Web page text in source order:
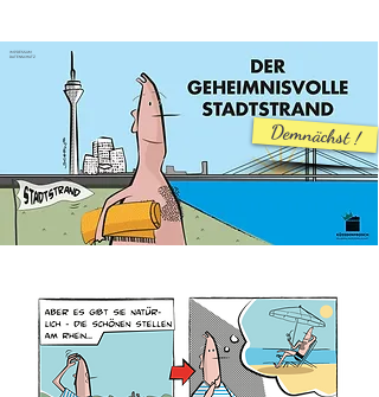
Demnächst !
IMPRESSUM
DATENSCHUTZ